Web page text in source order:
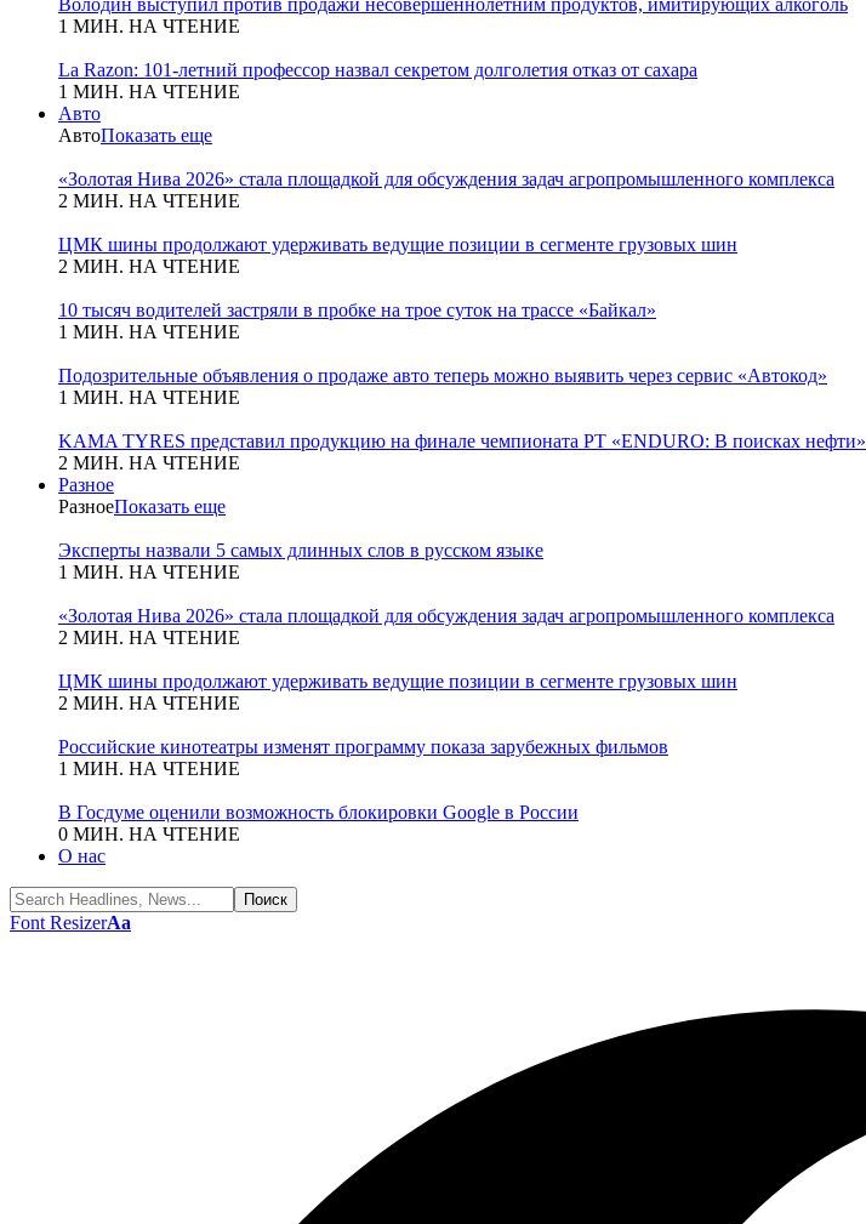
Володин выступил против продажи несовершеннолетним продуктов, имитирующих алкоголь
1 МИН. НА ЧТЕНИЕ
La Razon: 101-летний профессор назвал секретом долголетия отказ от сахара
1 МИН. НА ЧТЕНИЕ
Авто
АвтоПоказать еще
«Золотая Нива 2026» стала площадкой для обсуждения задач агропромышленного комплекса
2 МИН. НА ЧТЕНИЕ
ЦМК шины продолжают удерживать ведущие позиции в сегменте грузовых шин
2 МИН. НА ЧТЕНИЕ
10 тысяч водителей застряли в пробке на трое суток на трассе «Байкал»
1 МИН. НА ЧТЕНИЕ
Подозрительные объявления о продаже авто теперь можно выявить через сервис «Автокод»
1 МИН. НА ЧТЕНИЕ
KAMA TYRES представил продукцию на финале чемпионата РТ «ENDURO: В поисках нефти»
2 МИН. НА ЧТЕНИЕ
Разное
РазноеПоказать еще
Эксперты назвали 5 самых длинных слов в русском языке
1 МИН. НА ЧТЕНИЕ
«Золотая Нива 2026» стала площадкой для обсуждения задач агропромышленного комплекса
2 МИН. НА ЧТЕНИЕ
ЦМК шины продолжают удерживать ведущие позиции в сегменте грузовых шин
2 МИН. НА ЧТЕНИЕ
Российские кинотеатры изменят программу показа зарубежных фильмов
1 МИН. НА ЧТЕНИЕ
В Госдуме оценили возможность блокировки Google в России
0 МИН. НА ЧТЕНИЕ
О нас
Font ResizerAa